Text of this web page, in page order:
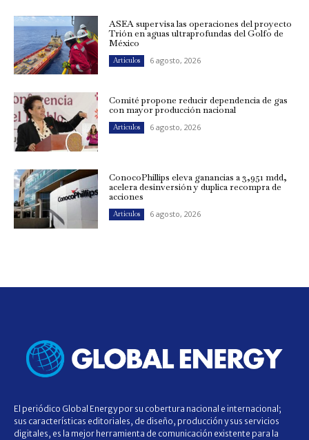
ASEA supervisa las operaciones del proyecto
Trión en aguas ultraprofundas del Golfo de
México
Artículos 6 agosto, 2026
Comité propone reducir dependencia de gas
con mayor producción nacional
Artículos 6 agosto, 2026
ConocoPhillips eleva ganancias a 3,951 mdd,
acelera desinversión y duplica recompra de
acciones
Artículos 6 agosto, 2026
El periódico Global Energy por su cobertura nacional e internacional;
sus características editoriales, de diseño, producción y sus servicios
digitales, es la mejor herramienta de comunicación existente para la